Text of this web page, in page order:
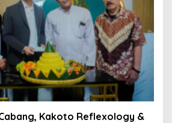
Kakoto Reflexology &